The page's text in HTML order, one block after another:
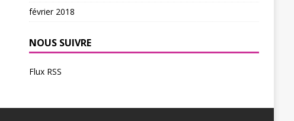
février 2018
NOUS SUIVRE
Flux RSS